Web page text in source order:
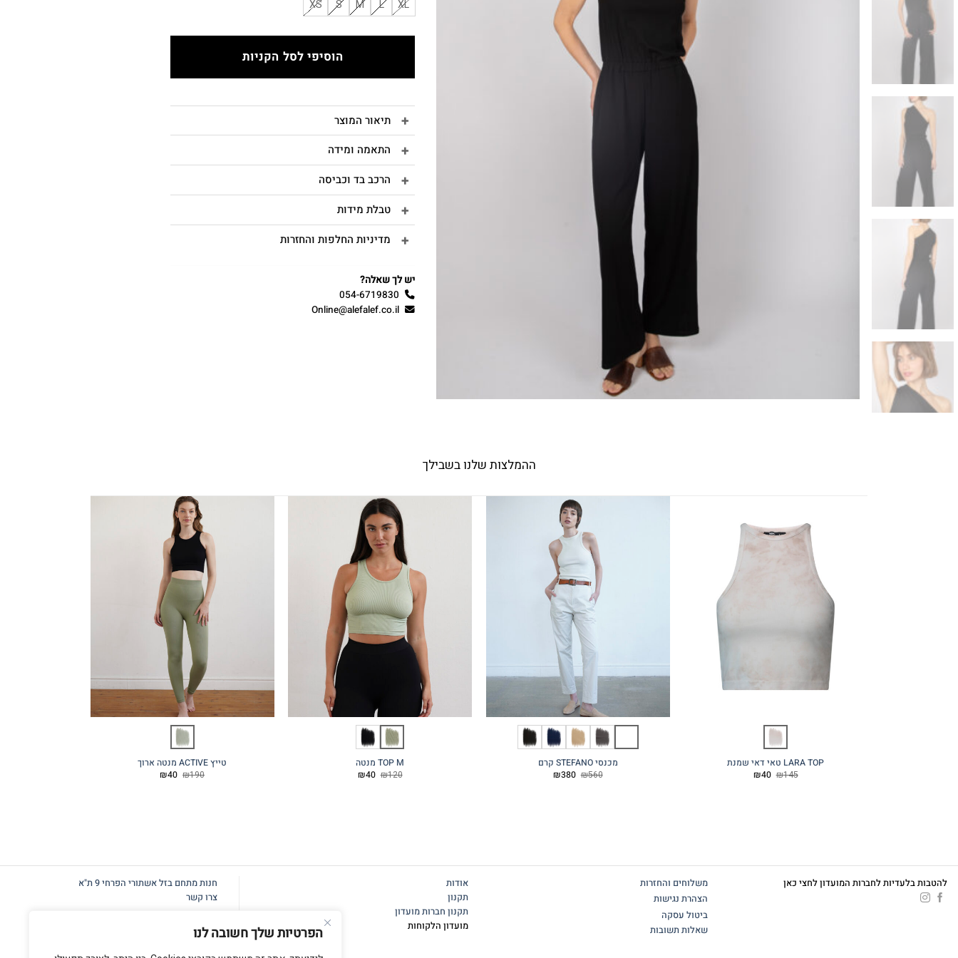
הפרטיות שלך חשובה לנו
XL
L
M
S
XS
הוסיפי לסל הקניות
תיאור המוצר
התאמה ומידה
הרכב בד וכביסה
טבלת מידות
מדיניות החלפות והחזרות
יש לך שאלה?
054-6719830
Online@alefalef.co.il
ההמלצות שלנו בשבילך
LARA TOP טאי דאי שמנת
₪145 המחיר
₪40 המחיר
מכנסי STEFANO קרם
₪560 המחיר
המקורי
₪380 המחיר
TOP M מנטה
₪120 המחיר
₪40 המחיר
טייץ ACTIVE מנטה ארוך
₪190 המחיר
₪40 המחיר
להטבות בלעדיות לחברות המועדון לחצי כאן
משלוחים והחזרות
הצהרת נגישות
ביטול עסקה
שאלות תשובות
אודות
תקנון
תקנון חברות מועדון
מועדון הלקוחות
חנות מתחם בזלאשתורי הפרחי 9 ת"א
צרו קשר